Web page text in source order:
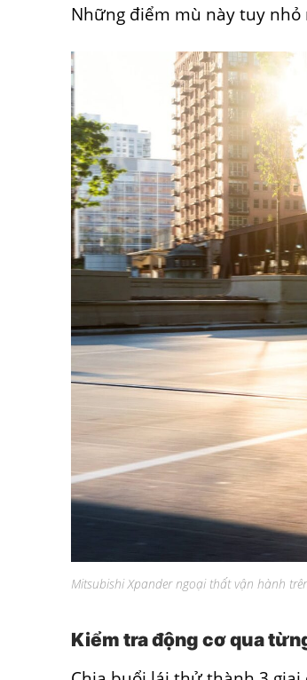
Những điểm mù này tuy
Mitsubishi Xpander ngoại thất vận hành
Kiểm tra động cơ qua